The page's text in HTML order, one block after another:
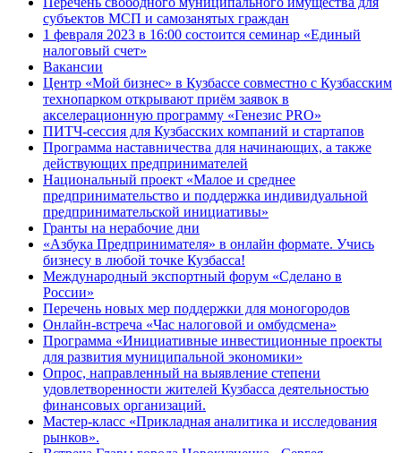
субъектов МСП и самозанятых граждан
1 февраля 2023 в 16:00 состоится семинар «Единый
налоговый счет»
Вакансии
Центр «Мой бизнес» в Кузбассе совместно с Кузбасским
технопарком открывают приём заявок в
акселерационную программу «Генезис PRO»
ПИТЧ-сессия для Кузбасских компаний и стартапов
Программа наставничества для начинающих, а также
действующих предпринимателей
Национальный проект «Малое и среднее
предпринимательство и поддержка индивидуальной
предпринимательской инициативы»
Гранты на нерабочие дни
«Азбука Предпринимателя» в онлайн формате. Учись
бизнесу в любой точке Кузбасса!
Международный экспортный форум «Сделано в
России»
Перечень новых мер поддержки для моногородов
Онлайн-встреча «Час налоговой и омбудсмена»
Программа «Инициативные инвестиционные проекты
для развития муниципальной экономики»
Опрос, направленный на выявление степени
удовлетворенности жителей Кузбасса деятельностью
финансовых организаций.
Мастер-класс «Прикладная аналитика и исследования
рынков».